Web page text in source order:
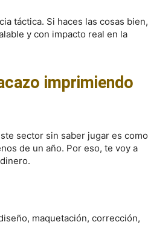
táctica. Si haces las cosas bien,
y con impacto real en la
imprimiendo
sector sin saber jugar es como
de un año. Por eso, te voy a
maquetación, corrección,